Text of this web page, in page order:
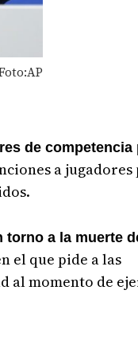
de competencia
a jugadores
a la muerte
el que pide a las
al momento de